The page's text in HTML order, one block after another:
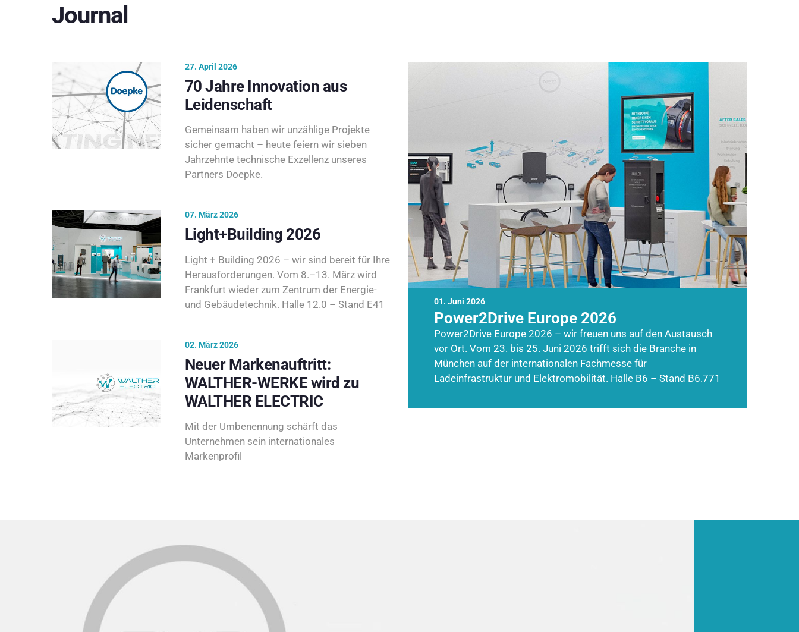
Journal
01. Juni 2026
Power2Drive Europe 2026
Power2Drive Europe 2026 – wir freuen uns auf den Austausch
vor Ort. Vom 23. bis 25. Juni 2026 trifft sich die Branche in
München auf der internationalen Fachmesse für
Ladeinfrastruktur und Elektromobilität. Halle B6 – Stand B6.771
27. April 2026
70 Jahre Innovation aus
Leidenschaft
Gemeinsam haben wir unzählige Projekte
sicher gemacht – heute feiern wir sieben
Jahrzehnte technische Exzellenz unseres
Partners Doepke.
07. März 2026
Light+Building 2026
Light + Building 2026 – wir sind bereit für Ihre
Herausforderungen. Vom 8.–13. März wird
Frankfurt wieder zum Zentrum der Energie-
und Gebäudetechnik. Halle 12.0 – Stand E41
02. März 2026
Neuer Markenauftritt:
WALTHER-WERKE wird zu
WALTHER ELECTRIC
Mit der Umbenennung schärft das
Unternehmen sein internationales
Markenprofil